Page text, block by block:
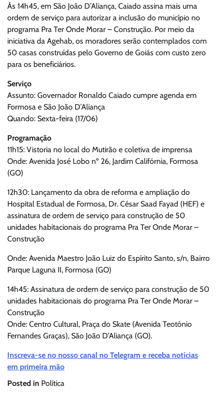
Às 14h45, em São João D’Aliança, Caiado assina mais uma
ordem de serviço para autorizar a inclusão do município no
programa Pra Ter Onde Morar – Construção. Por meio da
iniciativa da Agehab, os moradores serão contemplados com
50 casas construídas pelo Governo de Goiás com custo zero
para os beneficiários.
Serviço
Assunto: Governador Ronaldo Caiado cumpre agenda em
Formosa e São João D’Aliança
Quando: Sexta-feira (17/06)
Programação
11h15: Vistoria no local do Mutirão e coletiva de imprensa
Onde: Avenida José Lobo nº 26, Jardim Califórnia, Formosa
(GO)
12h30: Lançamento da obra de reforma e ampliação do
Hospital Estadual de Formosa, Dr. César Saad Fayad (HEF) e
assinatura de ordem de serviço para construção de 50
unidades habitacionais do programa Pra Ter Onde Morar –
Construção
Onde: Avenida Maestro João Luiz do Espírito Santo, s/n, Bairro
Parque Laguna II, Formosa (GO)
14h45: Assinatura de ordem de serviço para construção de 50
unidades habitacionais do programa Pra Ter Onde Morar –
Construção
Onde: Centro Cultural, Praça do Skate (Avenida Teotônio
Fernandes Graças), São João D’Aliança (GO).
Inscreva-se no nosso canal no Telegram e receba notícias
em primeira mão
Posted in Política